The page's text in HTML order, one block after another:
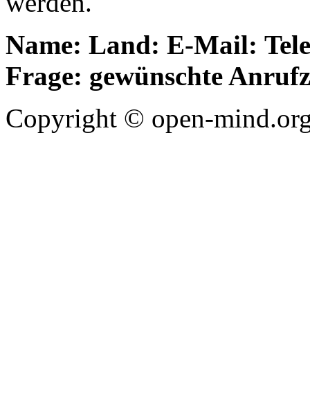
Name: Land: E-Mail:
Frage: gewünschte
Copyright © open-